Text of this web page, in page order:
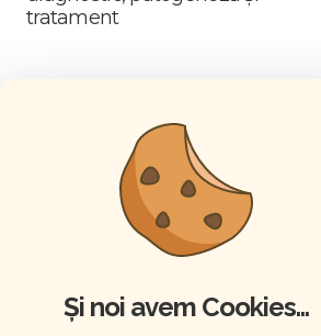
tratament
Sindromul de detresă respiratorie
fiziologie dentară la iepurele
Și noi avem Cookies...